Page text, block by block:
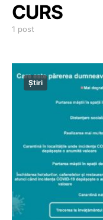
CURS
1 post
Știri